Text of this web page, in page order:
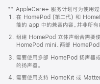
窗
口
中
打
开)
** AppleCare+ 服务计划可为使用过
在 HomePod (第二代) 和
能的 app 中的兼容内容。并非所有
组建 HomePod 立体声组合需要
HomePod mini、两部
需要使用多部 HomePod 扬声器
的扬声器。
需要使用支持 HomeKit 或 Matter